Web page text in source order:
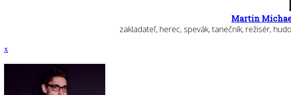
Martin
zakladateľ, herec, spevák, tanečník, režisér,
x